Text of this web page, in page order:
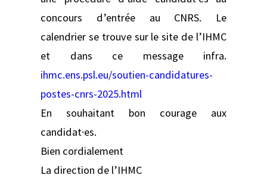
concours d’entrée au CNRS. Le
calendrier se trouve sur le site de l’IHMC
et dans ce message infra.
ihmc.ens.psl.eu/soutien-candidatures-
postes-cnrs-2025.html
En souhaitant bon courage aux
candidat·es.
Bien cordialement
La direction de l’IHMC